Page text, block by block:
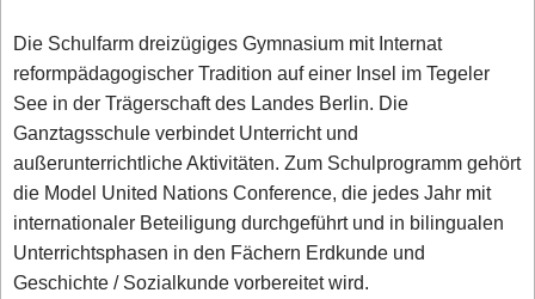
Die Schulfarm dreizügiges Gymnasium mit Internat
reformpädagogischer Tradition auf einer Insel im Tegeler
See in der Trägerschaft des Landes Berlin. Die
Ganztagsschule verbindet Unterricht und
außerunterrichtliche Aktivitäten. Zum Schulprogramm gehört
die Model United Nations Conference, die jedes Jahr mit
internationaler Beteiligung durchgeführt und in bilingualen
Unterrichtsphasen in den Fächern Erdkunde und
Geschichte / Sozialkunde vorbereitet wird.